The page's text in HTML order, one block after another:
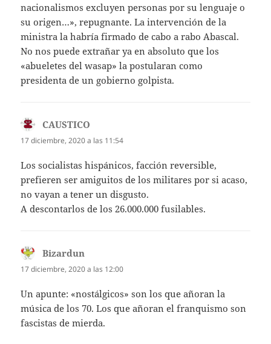
nacionalismos excluyen personas por su lenguaje o
su origen…», repugnante. La intervención de la
ministra la habría firmado de cabo a rabo Abascal.
No nos puede extrañar ya en absoluto que los
«abueletes del wasap» la postularan como
presidenta de un gobierno golpista.
CAUSTICO
17 diciembre, 2020 a las 11:54
Los socialistas hispánicos, facción reversible,
prefieren ser amiguitos de los militares por si acaso,
no vayan a tener un disgusto.
A descontarlos de los 26.000.000 fusilables.
Bizardun
17 diciembre, 2020 a las 12:00
Un apunte: «nostálgicos» son los que añoran la
música de los 70. Los que añoran el franquismo son
fascistas de mierda.